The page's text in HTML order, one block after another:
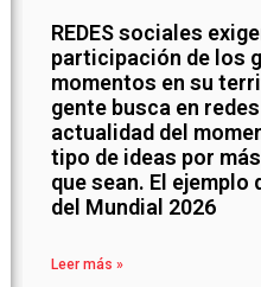
REDES sociales
participación de los
momentos en su
gente busca en
actualidad del
tipo de ideas por
que sean. El ejemplo
del Mundial 2026
Leer más »